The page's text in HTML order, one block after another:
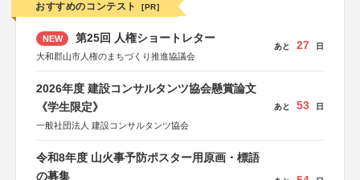
おすすめのコンテスト [PR]
NEW 第25回 人権ショートレター
大和郡山市人権のまちづくり推進協議会
あと 27 日
2026年度 建設コンサルタンツ協会懸賞論文
《学生限定》
一般社団法人 建設コンサルタンツ協会
あと 53 日
令和8年度 山火事予防ポスター用原画・標語
の募集